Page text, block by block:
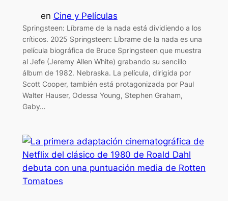
en Cine y Películas
Springsteen: Líbrame de la nada está dividiendo a los
críticos. 2025 Springsteen: Líbrame de la nada es una
película biográfica de Bruce Springsteen que muestra
al Jefe (Jeremy Allen White) grabando su sencillo
álbum de 1982. Nebraska. La película, dirigida por
Scott Cooper, también está protagonizada por Paul
Walter Hauser, Odessa Young, Stephen Graham,
Gaby…